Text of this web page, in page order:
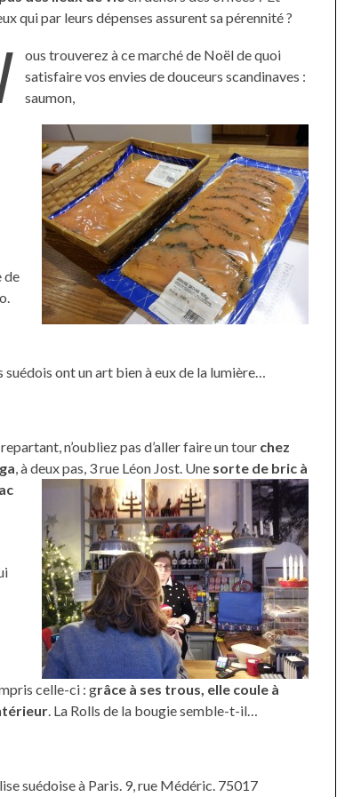
qui par leurs dépenses assurent sa pérennité ?
ous trouverez à ce marché de Noël de quoi
satisfaire vos envies de douceurs scandinaves :
saumon,
de
suédois ont un art bien à eux de la lumière…
repartant, n’oubliez pas d’aller faire un tour chez
, à deux pas, 3 rue Léon Jost. Une sorte de bric à
celle-ci : grâce à ses trous, elle coule à
. La Rolls de la bougie semble-t-il…
suédoise à Paris. 9, rue Médéric. 75017